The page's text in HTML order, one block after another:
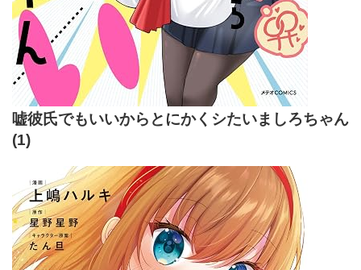
嘘彼氏でもいいからとにかくシたいましろちゃん
(1)